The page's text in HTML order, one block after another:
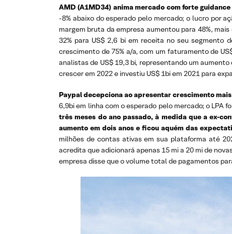
AMD (A1MD34) anima mercado com forte
-8% abaixo do esperado pelo mercado; o lucro por
margem bruta da empresa aumentou para 48%, mais
32% para US$ 2,6 bi em receita no seu segmento
crescimento de 75% a/a, com um faturamento de
analistas de US$ 19,3 bi, representando um
crescer em 2022 e investiu US$ 1bi em 2021 para
Paypal decepciona ao apresentar crescimento
6,9bi em linha com o esperado pelo mercado; o LPA
três meses do ano passado, à medida que a ex-
aumento em dois anos e ficou aquém das
milhões de contas ativas em sua plataforma até
acredita que adicionará apenas 15 mi a 20 mi de
empresa disse que o volume total de pagamentos